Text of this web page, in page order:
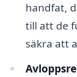
handfat,
till att de
säkra att